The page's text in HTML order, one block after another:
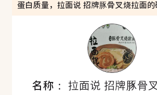
蛋白质量，拉面说 招牌豚骨叉烧拉面
名称： 拉面说 招牌豚骨